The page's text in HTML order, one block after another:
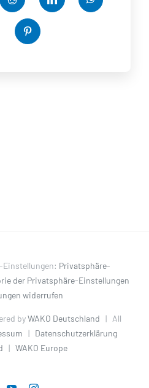
Privatsphäre-
der Privatsphäre-Einstellungen
widerrufen
byWAKO Deutschland | All
| Datenschutzerklärung
| WAKO Europe